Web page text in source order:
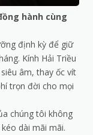
hành cùng
định kỳ để giữ
Kính Hải Triều
âm, thay ốc vít
trọn đời cho mọi
chúng tôi không
dài mãi mãi.